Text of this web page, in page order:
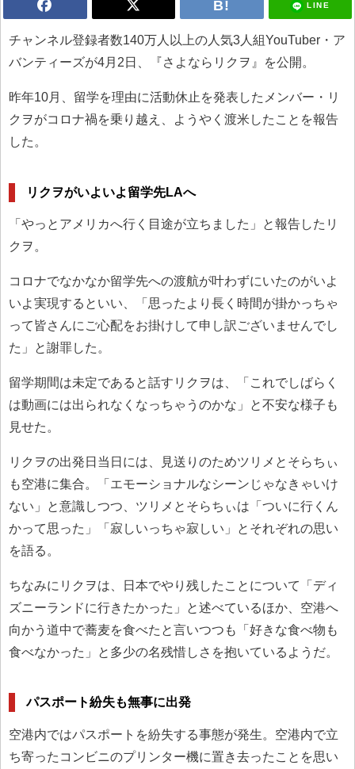
LINE
チャンネル登録者数140万人以上の人気3人組YouTuber・ア
バンティーズが4月2日、『さよならリクヲ』を公開。
昨年10月、留学を理由に活動休止を発表したメンバー・リ
クヲがコロナ禍を乗り越え、ようやく渡米したことを報告
した。
リクヲがいよいよ留学先LAへ
「やっとアメリカへ行く目途が立ちました」と報告したリ
クヲ。
コロナでなかなか留学先への渡航が叶わずにいたのがいよ
いよ実現するといい、「思ったより長く時間が掛かっちゃ
って皆さんにご心配をお掛けして申し訳ございませんでし
た」と謝罪した。
留学期間は未定であると話すリクヲは、「これでしばらく
は動画には出られなくなっちゃうのかな」と不安な様子も
見せた。
リクヲの出発日当日には、見送りのためツリメとそらちぃ
も空港に集合。「エモーショナルなシーンじゃなきゃいけ
ない」と意識しつつ、ツリメとそらちぃは「ついに行くん
かって思った」「寂しいっちゃ寂しい」とそれぞれの思い
を語る。
ちなみにリクヲは、日本でやり残したことについて「ディ
ズニーランドに行きたかった」と述べているほか、空港へ
向かう道中で蕎麦を食べたと言いつつも「好きな食べ物も
食べなかった」と多少の名残惜しさを抱いているようだ。
パスポート紛失も無事に出発
空港内ではパスポートを紛失する事態が発生。空港内で立
ち寄ったコンビニのプリンター機に置き去ったことを思い